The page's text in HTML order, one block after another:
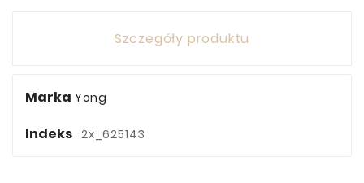
Szczegóły produktu
Marka Yong
Indeks 2x_625143